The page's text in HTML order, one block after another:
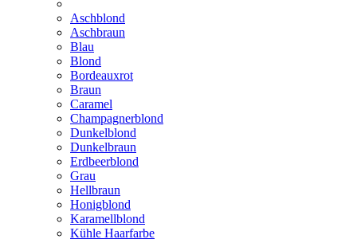
Aschblond
Aschbraun
Blau
Blond
Bordeauxrot
Braun
Caramel
Champagnerblond
Dunkelblond
Dunkelbraun
Erdbeerblond
Grau
Hellbraun
Honigblond
Karamellblond
Kühle Haarfarbe